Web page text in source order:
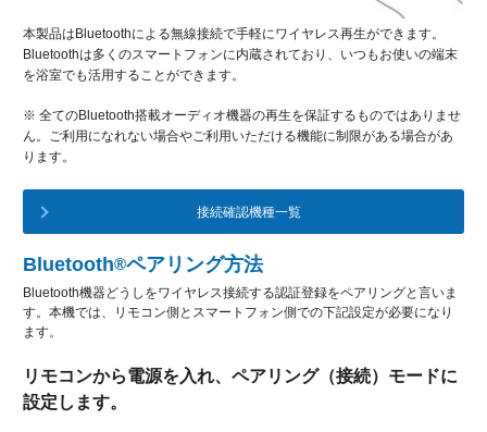
本製品はBluetoothによる無線接続で手軽にワイヤレス再生ができます。
Bluetoothは多くのスマートフォンに内蔵されており、いつもお使いの端末
を浴室でも活用することができます。
※ 全てのBluetooth搭載オーディオ機器の再生を保証するものではありませ
ん。ご利用になれない場合やご利用いただける機能に制限がある場合があ
ります。
接続確認機種一覧
Bluetooth®ペアリング方法
Bluetooth機器どうしをワイヤレス接続する認証登録をペアリングと言いま
す。本機では、リモコン側とスマートフォン側での下記設定が必要になり
ます。
リモコンから電源を入れ、ペアリング（接続）モードに
設定します。